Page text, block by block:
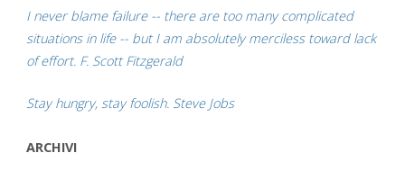
I never blame failure -- there are too many complicated
situations in life -- but I am absolutely merciless toward lack
of effort. F. Scott Fitzgerald
Stay hungry, stay foolish. Steve Jobs
ARCHIVI